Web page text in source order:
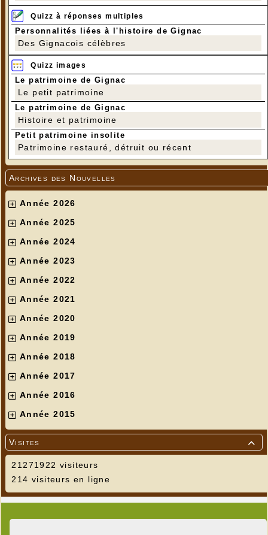
Quizz à réponses multiples
Personnalités liées à l'histoire de Gignac
Des Gignacois célèbres
Quizz images
Le patrimoine de Gignac
Le petit patrimoine
Le patrimoine de Gignac
Histoire et patrimoine
Petit patrimoine insolite
Patrimoine restauré, détruit ou récent
Archives des Nouvelles
Année 2026
Année 2025
Année 2024
Année 2023
Année 2022
Année 2021
Année 2020
Année 2019
Année 2018
Année 2017
Année 2016
Année 2015

Visites
21271922 visiteurs
214 visiteurs en ligne